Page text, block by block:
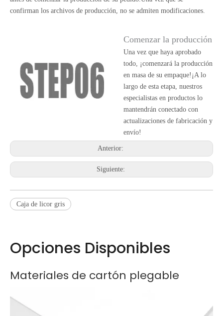
confirman los archivos de producción, no se admiten modificaciones.
Comenzar la producción
Una vez que haya aprobado
todo, ¡comenzará la producción
en masa de su empaque!¡A lo
largo de esta etapa, nuestros
especialistas en productos lo
mantendrán conectado con
actualizaciones de fabricación y
envío!
Anterior:
Siguiente:
Caja de licor gris
Opciones Disponibles
Materiales de cartón plegable